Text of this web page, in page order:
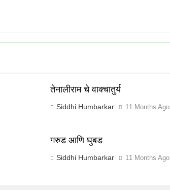
तेनालीराम चे वाक्चातुर्य
Siddhi Humbarkar 11 Months Ago
गरुड आणि घुबड
Siddhi Humbarkar 11 Months Ago